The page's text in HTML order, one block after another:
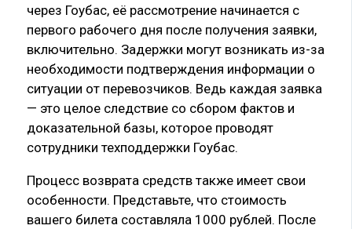
через Гоубас, её рассмотрение начинается с
первого рабочего дня после получения заявки,
включительно. Задержки могут возникать из-за
необходимости подтверждения информации о
ситуации от перевозчиков. Ведь каждая заявка
— это целое следствие со сбором фактов и
доказательной базы, которое проводят
сотрудники техподдержки Гоубас.
Процесс возврата средств также имеет свои
особенности. Представьте, что стоимость
вашего билета составляла 1000 рублей. После